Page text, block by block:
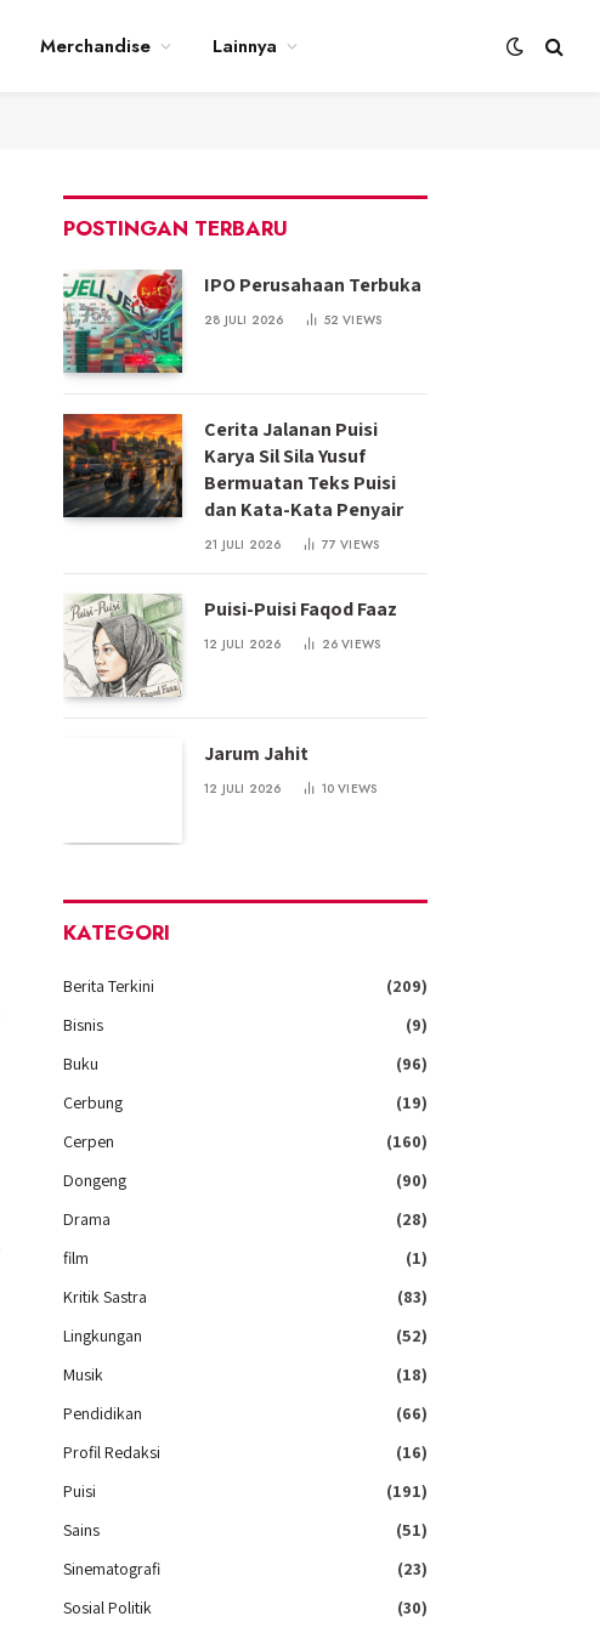
Merchandise Lainnya
POSTINGAN TERBARU
IPO Perusahaan Terbuka
28 JULI 2026 52VIEWS
Cerita Jalanan Puisi
Karya Sil Sila Yusuf
Bermuatan Teks Puisi
dan Kata-Kata Penyair
21 JULI 2026 77VIEWS
Puisi-Puisi Faqod Faaz
12 JULI 2026 26VIEWS
Jarum Jahit
12 JULI 2026 10VIEWS
KATEGORI
Berita Terkini
(209)
Bisnis
(9)
Buku
(96)
Cerbung
(19)
Cerpen
(160)
Dongeng
(90)
Drama
(28)
film
(1)
Kritik Sastra
(83)
Lingkungan
(52)
Musik
(18)
Pendidikan
(66)
Profil Redaksi
(16)
Puisi
(191)
Sains
(51)
Sinematografi
(23)
Sosial Politik
(30)